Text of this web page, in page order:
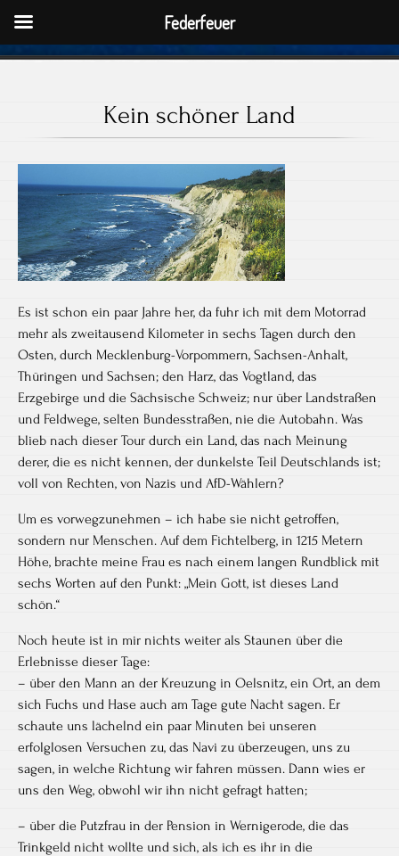
Kein schöner Land
Es ist schon ein paar Jahre her, da fuhr ich mit dem Motorrad
mehr als zweitausend Kilometer in sechs Tagen durch den
Osten, durch Mecklenburg-Vorpommern, Sachsen-Anhalt,
Thüringen und Sachsen; den Harz, das Vogtland, das
Erzgebirge und die Sächsische Schweiz; nur über Landstraßen
und Feldwege, selten Bundesstraßen, nie die Autobahn. Was
blieb nach dieser Tour durch ein Land, das nach Meinung
derer, die es nicht kennen, der dunkelste Teil Deutschlands ist;
voll von Rechten, von Nazis und AfD-Wählern?
Um es vorwegzunehmen – ich habe sie nicht getroffen,
sondern nur Menschen. Auf dem Fichtelberg, in 1215 Metern
Höhe, brachte meine Frau es nach einem langen Rundblick mit
sechs Worten auf den Punkt: „Mein Gott, ist dieses Land
schön.“
Noch heute ist in mir nichts weiter als Staunen über die
Erlebnisse dieser Tage:
– über den Mann an der Kreuzung in Oelsnitz, ein Ort, an dem
sich Fuchs und Hase auch am Tage gute Nacht sagen. Er
schaute uns lächelnd ein paar Minuten bei unseren
erfolglosen Versuchen zu, das Navi zu überzeugen, uns zu
sagen, in welche Richtung wir fahren müssen. Dann wies er
uns den Weg, obwohl wir ihn nicht gefragt hatten;
– über die Putzfrau in der Pension in Wernigerode, die das
Trinkgeld nicht wollte und sich, als ich es ihr in die
Federfeuer